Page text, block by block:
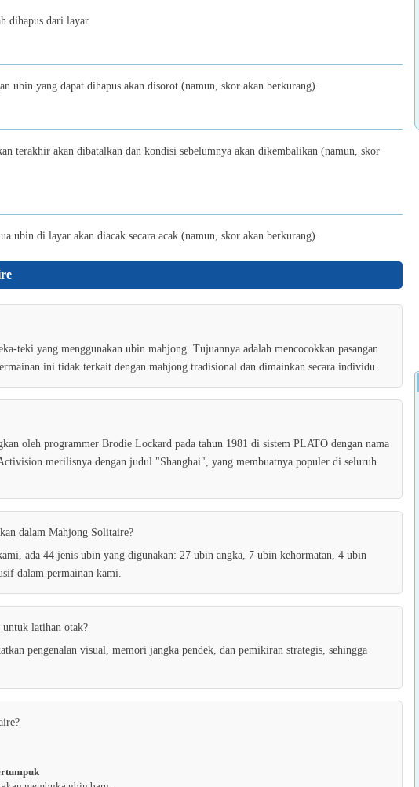
Golf Orbit - Unblocked
Knife vs Fruits
13
14
dihapus dari layar.
ubin yang dapat dihapus akan disorot (namun, skor akan berkurang).
terakhir akan dibatalkan dan kondisi sebelumnya akan dikembalikan (namun, skor
ubin di layar akan diacak secara acak (namun, skor akan berkurang).
teki yang menggunakan ubin mahjong. Tujuannya adalah mencocokkan pasangan
ini tidak terkait dengan mahjong tradisional dan dimainkan secara individu.
oleh programmer Brodie Lockard pada tahun 1981 di sistem PLATO dengan nama
merilisnya dengan judul "Shanghai", yang membuatnya populer di seluruh
dalam Mahjong Solitaire?
ada 44 jenis ubin yang digunakan: 27 ubin angka, 7 ubin kehormatan, 4 ubin
dalam permainan kami.
latihan otak?
pengenalan visual, memori jangka pendek, dan pemikiran strategis, sehingga